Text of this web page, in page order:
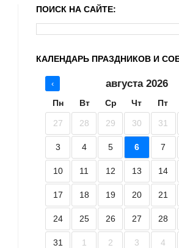
ПОИСК НА САЙТЕ:
КАЛЕНДАРЬ ПРАЗДНИКОВ И
‹ августа 2026
Пн Вт Ср Чт Пт
27 28 29 30 31
3 4 5 6 7
10 11 12 13 14
17 18 19 20 21
24 25 26 27 28
31 1 2 3 4